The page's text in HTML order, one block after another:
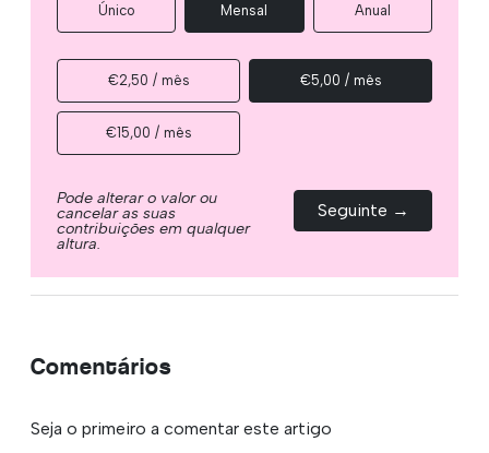
Único Mensal Anual
€2,50 / mês €5,00 / mês
€15,00 / mês
Pode alterar o valor ou
cancelar as suas
contribuições em qualquer
altura.
Seguinte →
Comentários
Seja o primeiro a comentar este artigo